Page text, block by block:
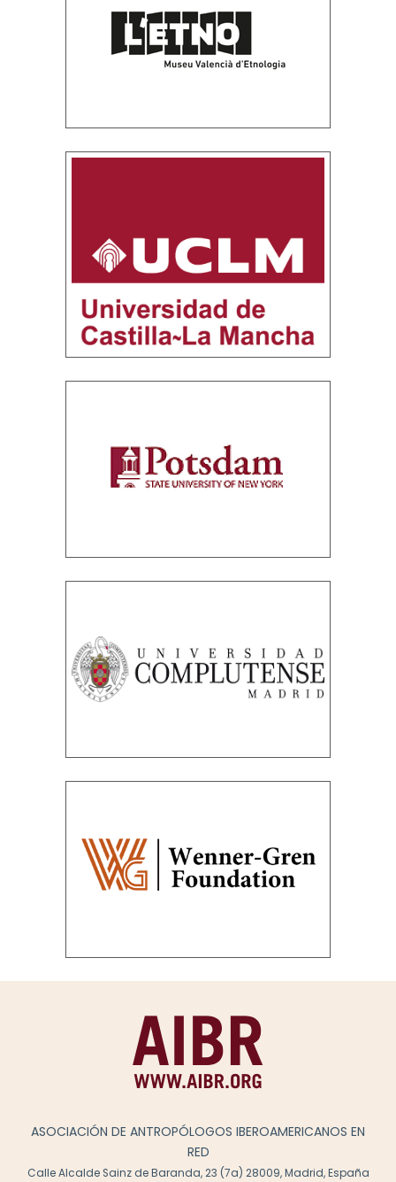
ASOCIACIÓN DE ANTROPÓLOGOS IBEROAMERICANOS EN
RED
Calle Alcalde Sainz de Baranda, 23 (7a) 28009, Madrid, España